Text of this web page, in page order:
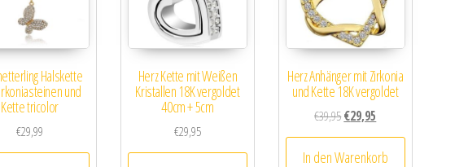
Halskette
und
Kette tricolor
€29,99
Herz Kette mit Weißen
Kristallen 18K vergoldet
40cm + 5cm
€29,95
Herz Anhänger mit Zirkonia
und Kette 18K vergoldet
€39,95Ursprünglicher Preis war: €39,95
€29,95
In den Warenkorb